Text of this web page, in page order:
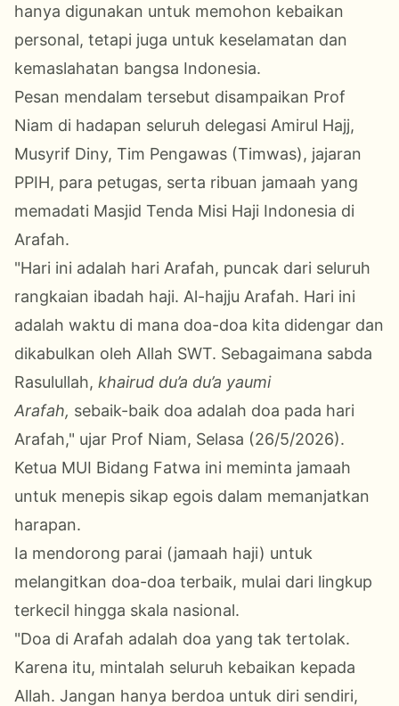
hanya digunakan untuk memohon kebaikan
personal, tetapi juga untuk keselamatan dan
kemaslahatan bangsa Indonesia.
Pesan mendalam tersebut disampaikan Prof
Niam di hadapan seluruh delegasi Amirul Hajj,
Musyrif Diny, Tim Pengawas (Timwas), jajaran
PPIH, para petugas, serta ribuan jamaah yang
memadati Masjid Tenda Misi Haji Indonesia di
Arafah.
"Hari ini adalah hari Arafah, puncak dari seluruh
rangkaian ibadah haji. Al-hajju Arafah. Hari ini
adalah waktu di mana doa-doa kita didengar dan
dikabulkan oleh Allah SWT. Sebagaimana sabda
Rasulullah, khairud du’a du’a yaumi
Arafah, sebaik-baik doa adalah doa pada hari
Arafah," ujar Prof Niam, Selasa (26/5/2026).
Ketua MUI Bidang Fatwa ini meminta jamaah
untuk menepis sikap egois dalam memanjatkan
harapan.
Ia mendorong parai (jamaah haji) untuk
melangitkan doa-doa terbaik, mulai dari lingkup
terkecil hingga skala nasional.
"Doa di Arafah adalah doa yang tak tertolak.
Karena itu, mintalah seluruh kebaikan kepada
Allah. Jangan hanya berdoa untuk diri sendiri,